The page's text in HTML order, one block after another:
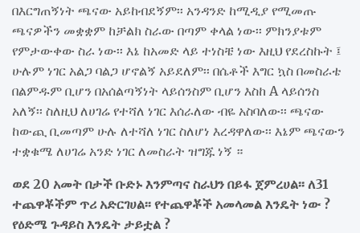
በእርግጠኝነት ጫናው አይከብደኝም፡፡ አንዳንድ ከሚዲያ የሚመጡ
ጫናዎችን መቋቋም ከቻልክ ስራው በጣም ቀላል ነው፡፡ ምክንያቱም
የምታውቀው ስራ ነው፡፡ እኔ ከአመድ ላይ ተነስቼ ነው እዚህ የደረስኩት ፤
ሁሉም ነገር አልጋ ባልጋ ሆኖልኝ አይደለም፡፡ በሴቶች እግር ኳስ በመስራቴ
በልምዱም ቢሆን በአሰልጣኝነት ላይሰንስም ቢሆን እስከ A ላይሰንስ
አለኝ፡፡ ስለዚህ ለሀገሬ የተሻለ ነገር እሰራለው ብዬ አስባለው፡፡ ጫናው
ከውጪ ቢመጣም ሁሉ ለተሻለ ነገር ስለሆነ እረዳዋለው፡፡ እኔም ጫናውን
ተቋቁሜ ለሀገሬ አንድ ነገር ለመስራት ዝግጁ ነኝ ።
ወደ 20 አመት በታች ቡድኑ እንምጣና ስራህን በይፋ ጀምረሀል፡፡ ለ31
ተጨዋቾችም ጥሪ አድርገሀል፡፡ የተጨዋቾች አመላመል እንዴት ነው ?
የዕድሜ ጉዳይስ እንዴት ታይቷል ?